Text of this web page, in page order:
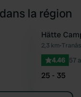
la région
Préféré
Hätte
2,3 km•
4.46 57
25 - 35